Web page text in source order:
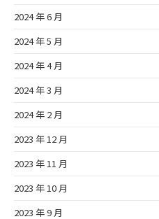
2024 年 6 月
2024 年 5 月
2024 年 4 月
2024 年 3 月
2024 年 2 月
2023 年 12 月
2023 年 11 月
2023 年 10 月
2023 年 9 月